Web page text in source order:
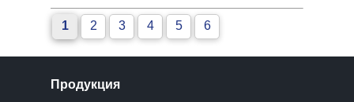
1 2 3 4 5 6
Продукция